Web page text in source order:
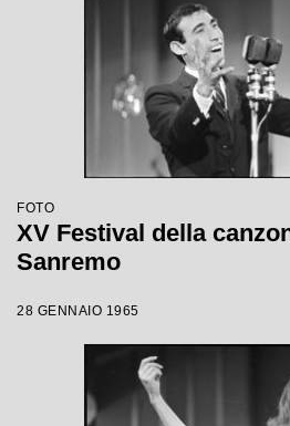
FOTO
XV Festival della
Sanremo
28 GENNAIO 1965